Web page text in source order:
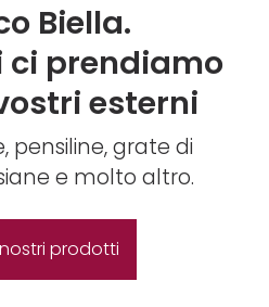
Biella.
ci prendiamo
esterni
pensiline, grate di
e molto altro.
prodotti